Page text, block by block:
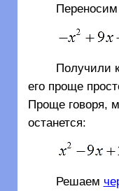
Переносим
Получили
его проще
Проще говоря,
останется:
Решаем